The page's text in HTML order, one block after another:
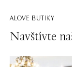
ALOVE BUTIKY
Navštívte